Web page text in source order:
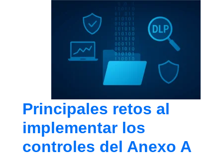
Principales retos al
implementar los
controles del Anexo A